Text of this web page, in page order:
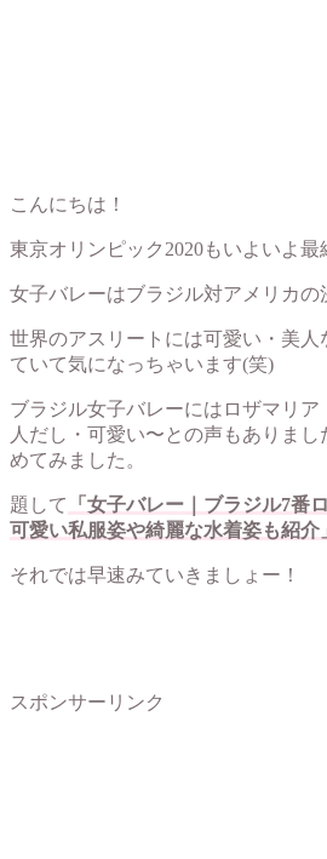
こんにちは！
東京オリンピック2020もいよいよ最
女子バレーはブラジル対アメリカの
世界のアスリートには可愛い・美
ていて気になっちゃいます(笑)
ブラジル女子バレーにはロザマリ
人だし・可愛い〜との声もありま
めてみました。
題して
「女子バレー｜ブラジル7番
可愛い私服姿や綺麗な水着姿も紹介
それでは早速みていきましょー！
スポンサーリンク